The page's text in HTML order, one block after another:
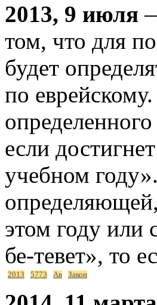
2013, 9 июля
том, что для
будет
по
если
учебном
этом году или
бе-тевет», то
2013 5773 Ав Закон